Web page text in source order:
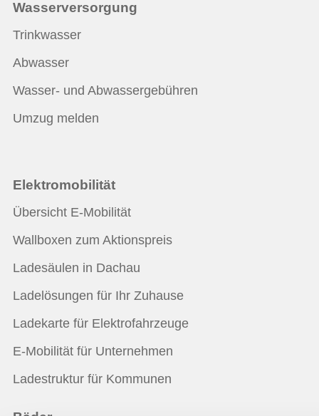
Wasserversorgung
Trinkwasser
Abwasser
Wasser- und Abwassergebühren
Umzug melden
Elektromobilität
Übersicht E-Mobilität
Wallboxen zum Aktionspreis
Ladesäulen in Dachau
Ladelösungen für Ihr Zuhause
Ladekarte für Elektrofahrzeuge
E-Mobilität für Unternehmen
Ladestruktur für Kommunen